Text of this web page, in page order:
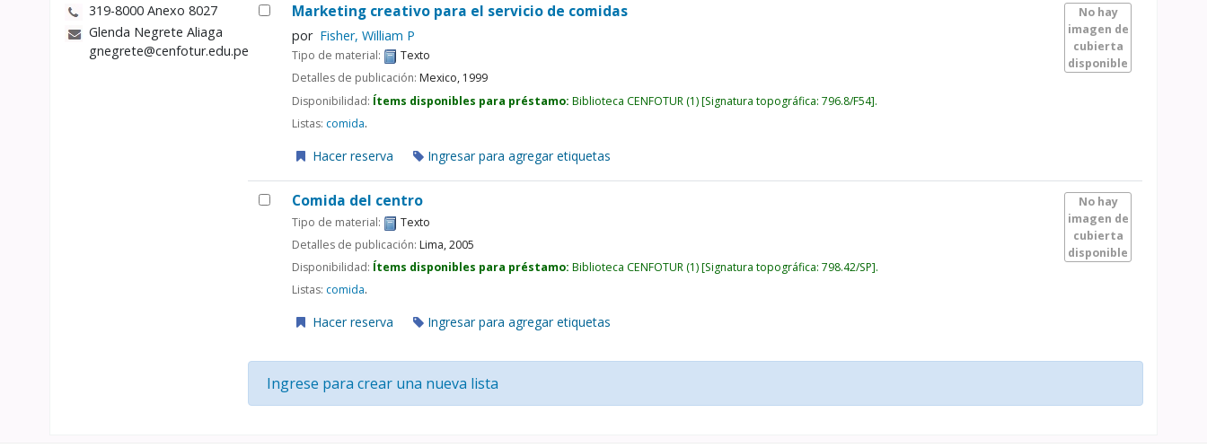
319-8000 Anexo 8027
Glenda Negrete Aliaga
gnegrete@cenfotur.edu.pe
No hay
imagen de
cubierta
disponible
Marketing creativo para el servicio de comidas
por Fisher, William P
Tipo de material:
Texto
Detalles de publicación:Mexico, 1999
Disponibilidad: Ítems disponibles para préstamo:Biblioteca CENFOTUR (1) Signatura topográfica:796.8/F54 .
Listas: comida.
Hacer reserva Ingresar para agregar etiquetas
No hay
imagen de
cubierta
disponible
Comida del centro
Tipo de material:
Texto
Detalles de publicación:Lima,2005
Disponibilidad: Ítems disponibles para préstamo:Biblioteca CENFOTUR (1) Signatura topográfica:798.42/SP .
Listas: comida.
Hacer reserva Ingresar para agregar etiquetas
Ingrese para crear una nueva lista